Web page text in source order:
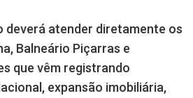
deverá atender diretamente os
Balneário Piçarras e
que vêm registrando
expansão imobiliária,